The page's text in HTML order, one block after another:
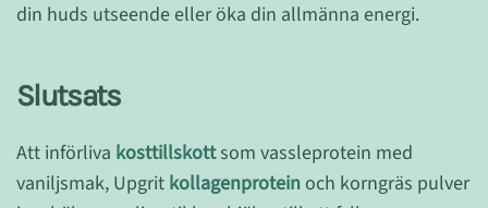
din huds utseende eller öka din allmänna energi.
Slutsats
Att införliva kosttillskottsom vassleprotein med
vaniljsmak, Upgrit kollagenprotein och korngräs pulver